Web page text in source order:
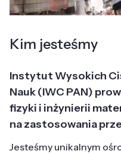
Kim jesteśmy
Instytut Wysokich
Nauk (IWC PAN)
fizyki i inżynierii
na zastosowania
Jesteśmy unikalnym